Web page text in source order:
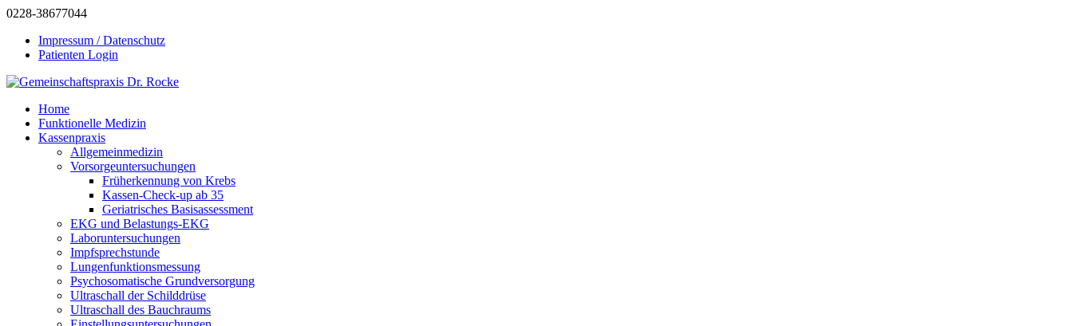
0228-38677044
Impressum / Datenschutz
Patienten Login
Home
Funktionelle Medizin
Kassenpraxis
Allgemeinmedizin
Vorsorgeuntersuchungen
Früherkennung von Krebs
Kassen-Check-up ab 35
Geriatrisches Basisassessment
EKG und Belastungs-EKG
Laboruntersuchungen
Impfsprechstunde
Lungenfunktionsmessung
Psychosomatische Grundversorgung
Ultraschall der Schilddrüse
Ultraschall des Bauchraums